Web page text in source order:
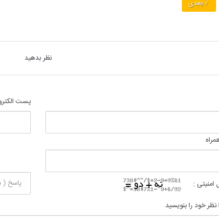
بعدی
نظر بدهید
پست
امنیتی :
خود را بنویسید